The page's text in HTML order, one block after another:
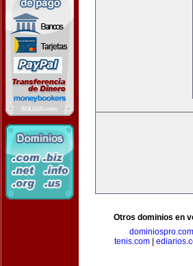
Otros dominios en
dominiospro.com
tenis.com